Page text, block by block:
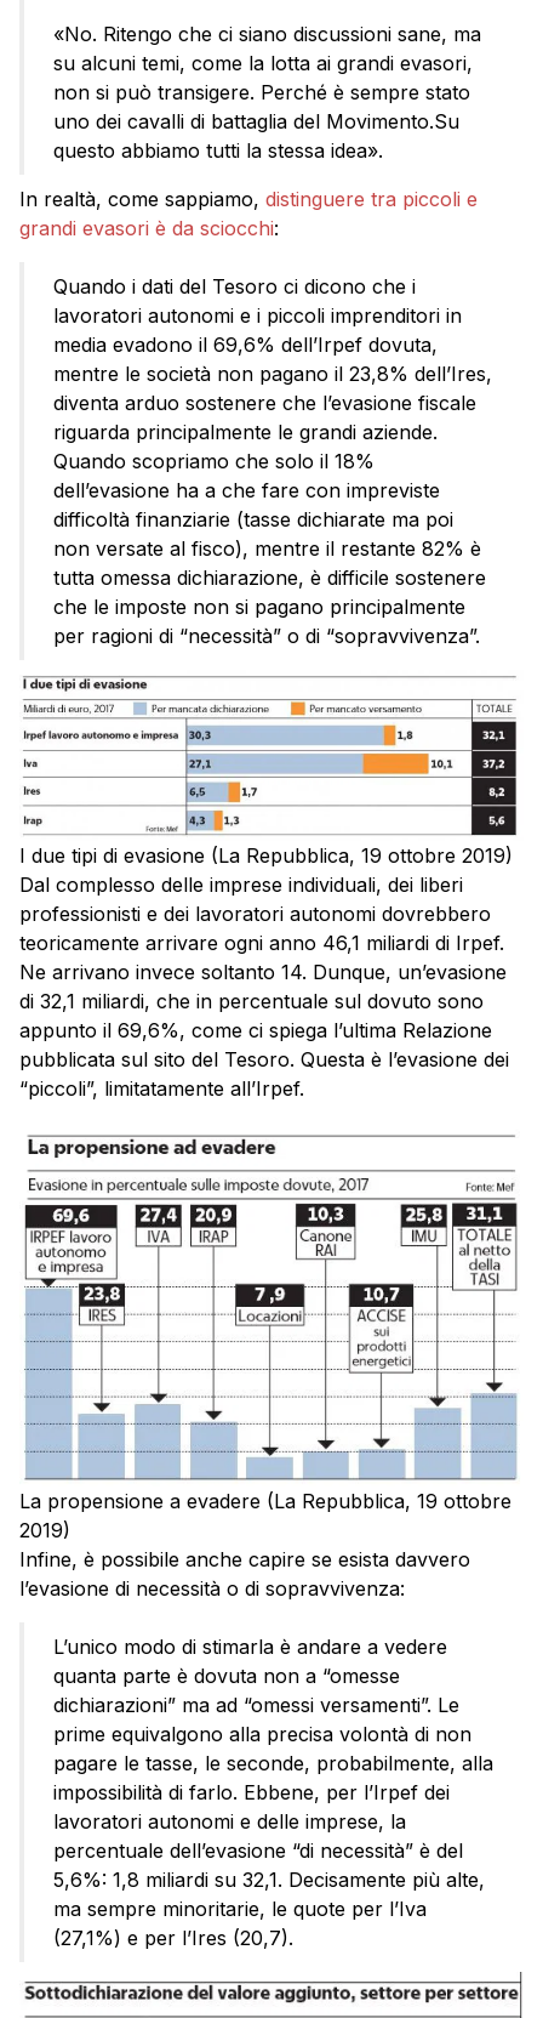
«No. Ritengo che ci siano discussioni sane, ma
su alcuni temi, come la lotta ai grandi evasori,
non si può transigere. Perché è sempre stato
uno dei cavalli di battaglia del Movimento.Su
questo abbiamo tutti la stessa idea».
In realtà, come sappiamo, distinguere tra piccoli e
grandi evasori è da sciocchi:
Quando i dati del Tesoro ci dicono che i
lavoratori autonomi e i piccoli imprenditori in
media evadono il 69,6% dell’Irpef dovuta,
mentre le società non pagano il 23,8% dell’Ires,
diventa arduo sostenere che l’evasione fiscale
riguarda principalmente le grandi aziende.
Quando scopriamo che solo il 18%
dell’evasione ha a che fare con impreviste
difficoltà finanziarie (tasse dichiarate ma poi
non versate al fisco), mentre il restante 82% è
tutta omessa dichiarazione, è difficile sostenere
che le imposte non si pagano principalmente
per ragioni di “necessità” o di “sopravvivenza”.
I due tipi di evasione (La Repubblica, 19 ottobre 2019)
Dal complesso delle imprese individuali, dei liberi
professionisti e dei lavoratori autonomi dovrebbero
teoricamente arrivare ogni anno 46,1 miliardi di Irpef.
Ne arrivano invece soltanto 14. Dunque, un’evasione
di 32,1 miliardi, che in percentuale sul dovuto sono
appunto il 69,6%, come ci spiega l’ultima Relazione
pubblicata sul sito del Tesoro. Questa è l’evasione dei
“piccoli”, limitatamente all’Irpef.
La propensione a evadere (La Repubblica, 19 ottobre
2019)
Infine, è possibile anche capire se esista davvero
l’evasione di necessità o di sopravvivenza:
L’unico modo di stimarla è andare a vedere
quanta parte è dovuta non a “omesse
dichiarazioni” ma ad “omessi versamenti”. Le
prime equivalgono alla precisa volontà di non
pagare le tasse, le seconde, probabilmente, alla
impossibilità di farlo. Ebbene, per l’Irpef dei
lavoratori autonomi e delle imprese, la
percentuale dell’evasione “di necessità” è del
5,6%: 1,8 miliardi su 32,1. Decisamente più alte,
ma sempre minoritarie, le quote per l’Iva
(27,1%) e per l’Ires (20,7).